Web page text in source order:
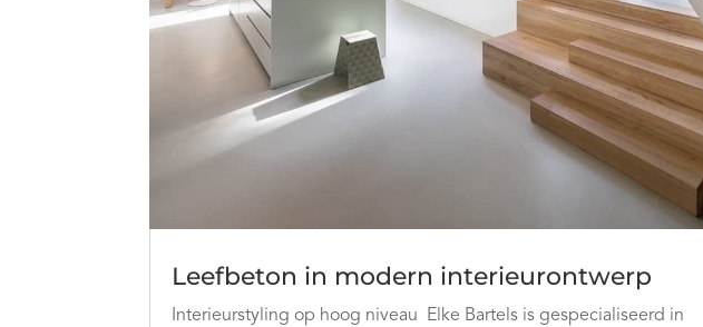
Leefbeton in modern interieurontwerp
Interieurstyling op hoog niveau Elke Bartels is gespecialiseerd in